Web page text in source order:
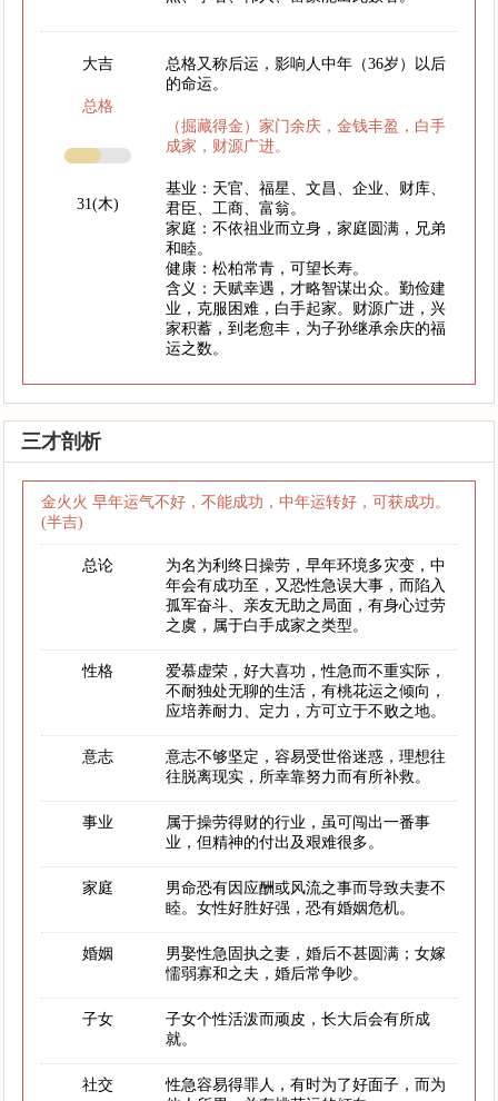
大吉
总格
31(木)
总格又称后运，影响人中年（36岁）以后
的命运。
（掘藏得金）家门余庆，金钱丰盈，白手
成家，财源广进。
基业：天官、福星、文昌、企业、财库、
君臣、工商、富翁。
家庭：不依祖业而立身，家庭圆满，兄弟
和睦。
健康：松柏常青，可望长寿。
含义：天赋幸遇，才略智谋出众。勤俭建
业，克服困难，白手起家。财源广进，兴
家积蓄，到老愈丰，为子孙继承余庆的福
运之数。
三才剖析
金火火 早年运气不好，不能成功，中年运转好，可获成功。
(半吉)
总论
为名为利终日操劳，早年环境多灾变，中
年会有成功至，又恐性急误大事，而陷入
孤军奋斗、亲友无助之局面，有身心过劳
之虞，属于白手成家之类型。
性格
爱慕虚荣，好大喜功，性急而不重实际，
不耐独处无聊的生活，有桃花运之倾向，
应培养耐力、定力，方可立于不败之地。
意志
意志不够坚定，容易受世俗迷惑，理想往
往脱离现实，所幸靠努力而有所补救。
事业
属于操劳得财的行业，虽可闯出一番事
业，但精神的付出及艰难很多。
家庭
男命恐有因应酬或风流之事而导致夫妻不
睦。女性好胜好强，恐有婚姻危机。
婚姻
男娶性急固执之妻，婚后不甚圆满；女嫁
懦弱寡和之夫，婚后常争吵。
子女
子女个性活泼而顽皮，长大后会有所成
就。
社交
性急容易得罪人，有时为了好面子，而为